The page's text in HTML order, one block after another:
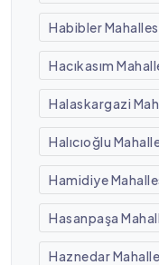
Habibler
Hacıkasım
Halaskargazi
Halıcıoğlu
Hamidiye
Hasanpaşa
Haznedar